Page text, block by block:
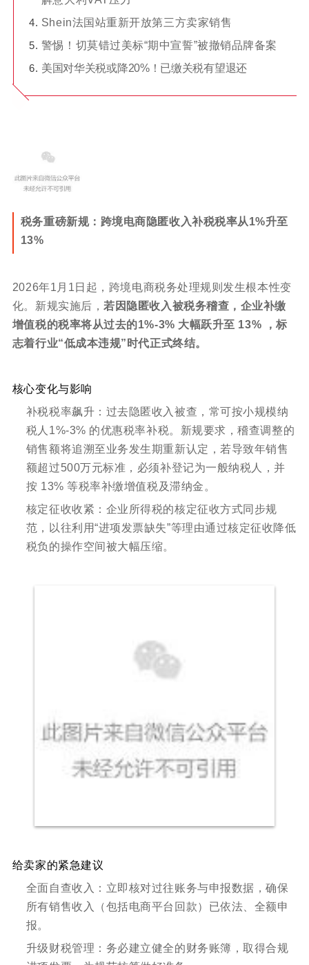
Shein法国站重新开放第三方卖家销售
警惕！切莫错过美标“期中宣誓”被撤销品牌备案
美国对华关税或降20%！已缴关税有望退还
税务重磅新规：跨境电商隐匿收入补税税率从1%升至
13%
2026年1月1日起，跨境电商税务处理规则发生根本性变
化。新规实施后，若因隐匿收入被税务稽查，企业补缴
增值税的税率将从过去的1%-3% 大幅跃升至 13% ，标
志着行业“低成本违规”时代正式终结。
核心变化与影响
补税税率飙升：过去隐匿收入被查，常可按小规模纳
税人1%-3% 的优惠税率补税。新规要求，稽查调整的
销售额将追溯至业务发生期重新认定，若导致年销售
额超过500万元标准，必须补登记为一般纳税人，并
按 13% 等税率补缴增值税及滞纳金。
核定征收收紧：企业所得税的核定征收方式同步规
范，以往利用“进项发票缺失”等理由通过核定征收降低
税负的操作空间被大幅压缩。
给卖家的紧急建议
全面自查收入：立即核对过往账务与申报数据，确保
所有销售收入（包括电商平台回款）已依法、全额申
报。
升级财税管理：务必建立健全的财务账簿，取得合规